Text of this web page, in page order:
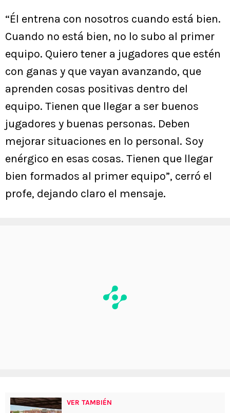
“Él entrena con nosotros cuando está bien.
Cuando no está bien, no lo subo al primer
equipo. Quiero tener a jugadores que estén
con ganas y que vayan avanzando, que
aprenden cosas positivas dentro del
equipo. Tienen que llegar a ser buenos
jugadores y buenas personas. Deben
mejorar situaciones en lo personal. Soy
enérgico en esas cosas. Tienen que llegar
bien formados al primer equipo”, cerró el
profe, dejando claro el mensaje.
VER TAMBIÉN